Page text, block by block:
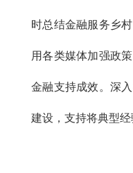
时总结金融服务乡
用各类媒体加强政
金融支持成效。深
建设，支持将典型经